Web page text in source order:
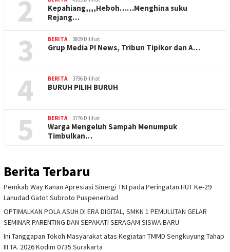
2
Kepahiang,,,,Heboh……Menghina suku
Rejang…
3 BERITA 3809 Dilihat
Grup Media PI News, Tribun Tipikor dan A…
4 BERITA 3796 Dilihat
BURUH PILIH BURUH
5 BERITA 3776 Dilihat
Warga Mengeluh Sampah Menumpuk
Timbulkan…
Berita Terbaru
Pemkab Way Kanan Apresiasi Sinergi TNI pada Peringatan HUT Ke-29
Lanudad Gatot Subroto Puspenerbad
OPTIMALKAN POLA ASUH DI ERA DIGITAL, SMKN 1 PEMULUTAN GELAR
SEMINAR PARENTING DAN SEPAKATI SERAGAM SISWA BARU
Ini Tanggapan Tokoh Masyarakat atas Kegiatan TMMD Sengkuyung Tahap
III TA. 2026 Kodim 0735 Surakarta